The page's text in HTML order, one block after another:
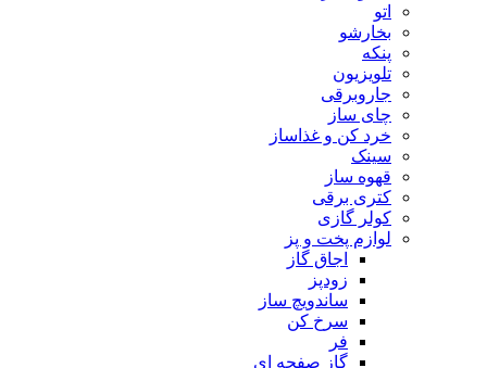
اتو
بخارشو
پنکه
تلویزیون
جاروبرقی
چای ساز
خرد کن و غذاساز
سینک
قهوه ساز
کتری برقی
کولر گازی
لوازم پخت و پز
اجاق گاز
زودپز
ساندویچ ساز
سرخ کن
فر
گاز صفحه ای